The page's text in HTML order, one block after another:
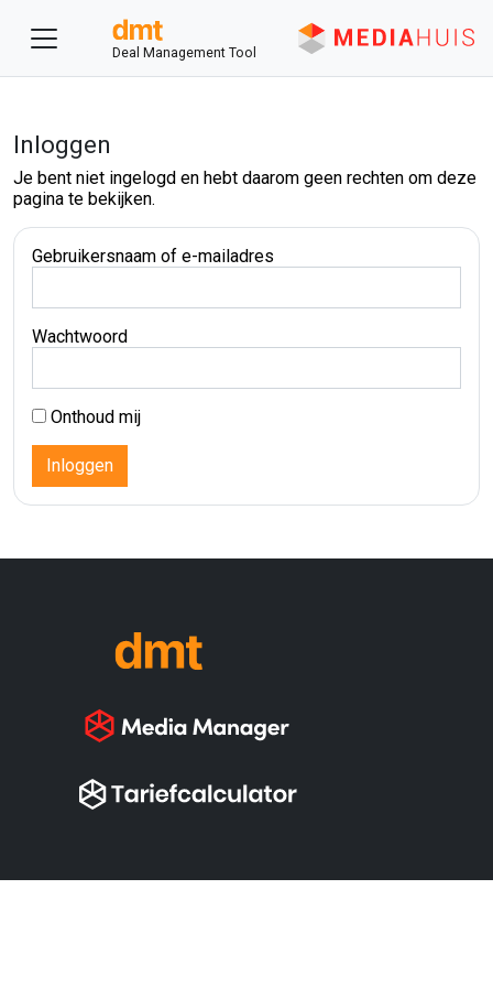
Deal Management Tool
Inloggen
Je bent niet ingelogd en hebt daarom geen rechten om deze
pagina te bekijken.
Gebruikersnaam of e-mailadres
Wachtwoord
Onthoud mij